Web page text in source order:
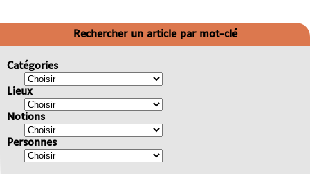
Rechercher un article par mot-clé
Catégories
Lieux
Notions
Personnes